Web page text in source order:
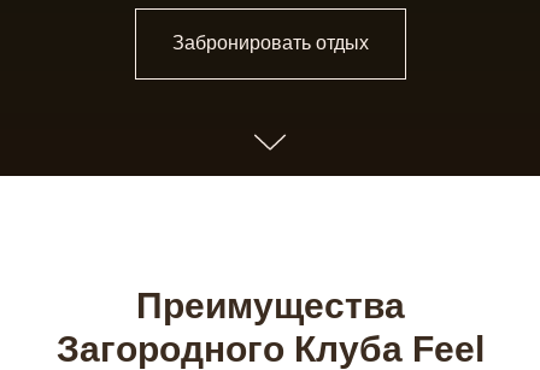
Забронировать отдых
Преимущества
Загородного Клуба Feel